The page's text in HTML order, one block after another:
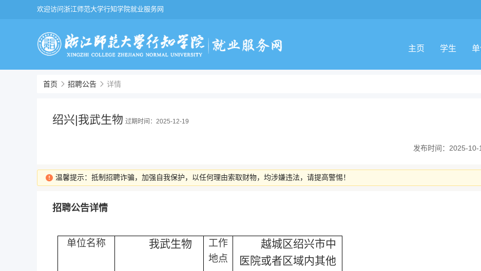
欢迎访问浙江师范大学行知学院就业服务网
主页 学生
首页 招聘公告 详情
绍兴|我武生物 过期时间：2025-12-19
发布时间：2025-10-
温馨提示：抵制招聘诈骗，加强自我保护，以任何理由索取财物，均涉嫌违法，请提高警惕！
招聘公告详情
单位名称 我武生物
工作
地点
越城区绍兴市中
医院或者区域内其他